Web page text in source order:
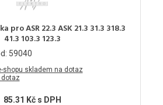
pro ASR 22.3 ASK 21.3 31.3 318.3
41.3 103.3 123.3
59040
shopu skladem na dotaz
dotaz
85.31 Kč s DPH